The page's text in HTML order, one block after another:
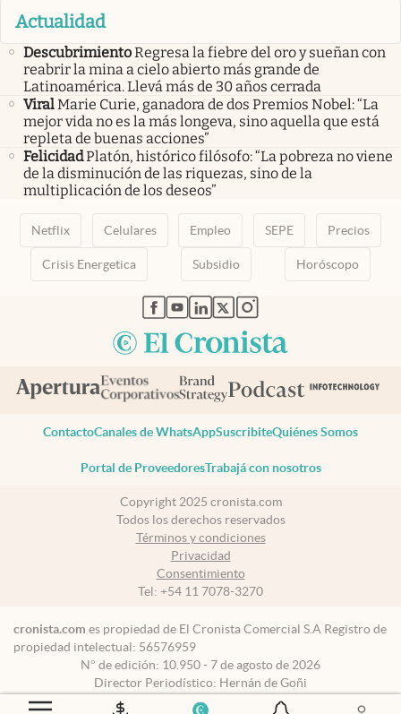
Actualidad
DescubrimientoRegresa la fiebre del oro y sueñan con
reabrir la mina a cielo abierto más grande de
Latinoamérica. Llevá más de 30 años cerrada
ViralMarie Curie, ganadora de dos Premios Nobel: “La
mejor vida no es la más longeva, sino aquella que está
repleta de buenas acciones”
FelicidadPlatón, histórico filósofo: “La pobreza no viene
de la disminución de las riquezas, sino de la
multiplicación de los deseos”
Netflix Celulares Empleo SEPE Precios
Crisis Energetica Subsidio Horóscopo
abre en nueva pestaña
abre en nueva pestaña
abre en nueva pestaña
abre en nueva pestaña
abre en nueva pestaña
ContactoCanales de WhatsAppSuscribiteQuiénes Somos
Portal de ProveedoresTrabajá con nosotros
Copyright 2025 cronista.com
Todos los derechos reservados
Términos y condiciones
Privacidad
Consentimiento
Tel: +54 11 7078-3270
cronista.com es propiedad de El Cronista Comercial S.A Registro de
propiedad intelectual: 56576959
N° de edición: 10.950 - 7 de agosto de 2026
Director Periodístico: Hernán de Goñi